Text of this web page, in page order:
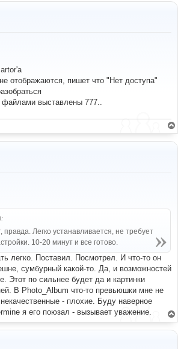
= c.comment_pic_id
ORDER BY $sort_method $sort_order
LIMIT $limit_sql"
отображаются, пишет что "Нет доступа"
файлами выставлены 777..
Легко устанавливается, не требует
10-20 минут и все готово.
легко. Поставил. Посмотрел. И что-то он
сумбурный какой-то. Да, и возможностей
Этот по сильнее будет да и картинки
В Photo_Album что-то превьюшки мне не
- плохие. Буду наверное
я его поюзал - вызывает уважение.